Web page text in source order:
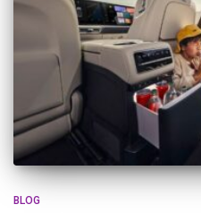
BLOG